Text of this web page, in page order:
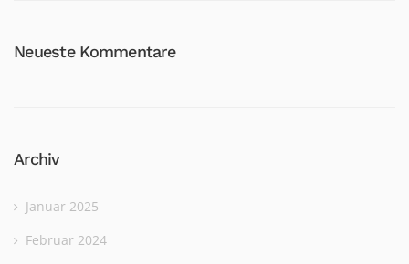
Neueste Kommentare
Archiv
Januar 2025
Februar 2024